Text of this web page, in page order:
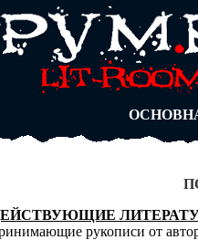
АВТОРЫ
БЛОГИ
АБИТУРА
рукописи от